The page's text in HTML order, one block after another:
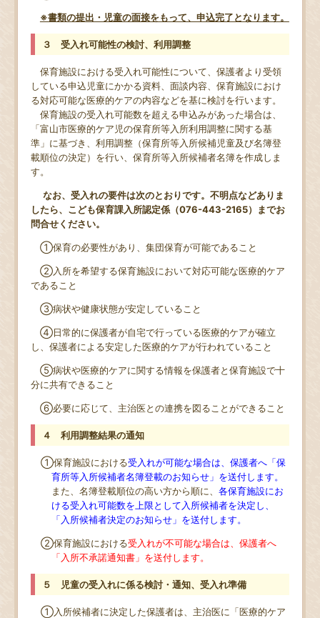
※書類の提出・児童の面接をもって、申込完了となります。
３ 受入れ可能性の検討、利用調整
保育施設における受入れ可能性について、保護者より受領
している申込児童にかかる資料、面談内容、保育施設におけ
る対応可能な医療的ケアの内容などを基に検討を行います。
保育施設の受入れ可能数を超える申込みがあった場合は、
「富山市医療的ケア児の保育所等入所利用調整に関する基
準」に基づき、利用調整（保育所等入所候補児童及び名簿登
載順位の決定）を行い、保育所等入所候補者名簿を作成しま
す。
なお、受入れの要件は次のとおりです。不明点などありま
したら、こども保育課入所認定係（076-443-2165）までお
問合せください。
①保育の必要性があり、集団保育が可能であること
②入所を希望する保育施設において対応可能な医療的ケア
であること
③病状や健康状態が安定していること
④日常的に保護者が自宅で行っている医療的ケアが確立
し、保護者による安定した医療的ケアが行われていること
⑤病状や医療的ケアに関する情報を保護者と保育施設で十
分に共有できること
⑥必要に応じて、主治医との連携を図ることができること
４ 利用調整結果の通知
①保育施設における受入れが可能な場合は、保護者へ「保
育所等入所候補者名簿登載のお知らせ」を送付します。
また、名簿登載順位の高い方から順に、 各保育施設にお
ける受入れ可能数を上限として入所候補者を決定し、
「入所候補者決定のお知らせ」を送付します。
②保育施設における受入れが不可能な場合は、保護者へ
「入所不承諾通知書」を送付します。
５ 児童の受入れに係る検討・通知、受入れ準備
①入所候補者に決定した保護者は、主治医に「医療的ケア